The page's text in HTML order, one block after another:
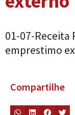
01-07-Receita
emprestimo
Compartilhe